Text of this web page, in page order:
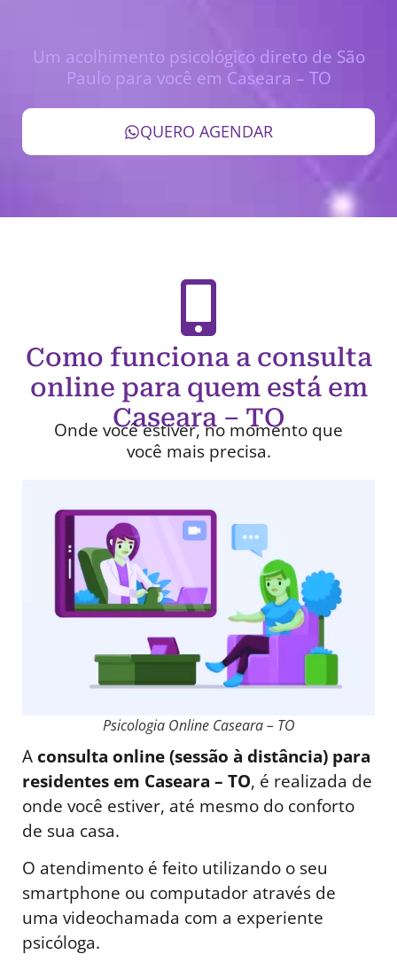
Um acolhimento psicológico direto de São
Paulo para você em Caseara – TO
QUERO AGENDAR
Como funciona a consulta
online para quem está em
Caseara – TO
Onde você estiver, no momento que
você mais precisa.
Psicologia Online Caseara – TO
Aconsulta online (sessão à distância) para
residentes em Caseara – TO, é realizada de
onde você estiver, até mesmo do conforto
de sua casa.
O atendimento é feito utilizando o seu
smartphone ou computador através de
uma videochamada com a experiente
psicóloga.